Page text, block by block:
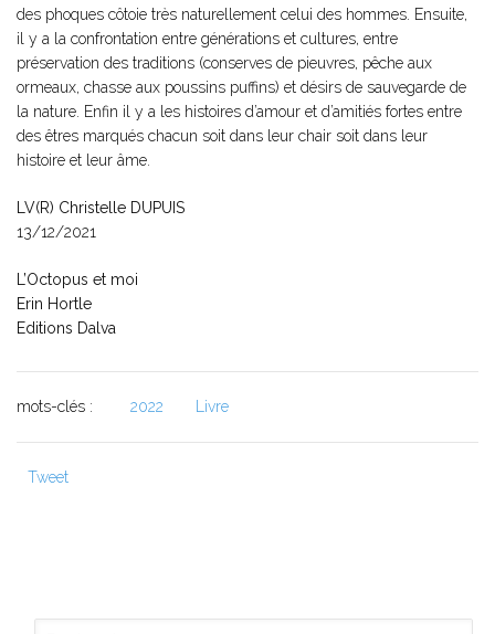
des phoques côtoie très naturellement celui des hommes. Ensuite,
il y a la confrontation entre générations et cultures, entre
préservation des traditions (conserves de pieuvres, pêche aux
ormeaux, chasse aux poussins puffins) et désirs de sauvegarde de
la nature. Enfin il y a les histoires d’amour et d’amitiés fortes entre
des êtres marqués chacun soit dans leur chair soit dans leur
histoire et leur âme.
LV(R) Christelle DUPUIS
13/12/2021
L’Octopus et moi
Erin Hortle
Editions Dalva
mots-clés : 2022 Livre
Tweet